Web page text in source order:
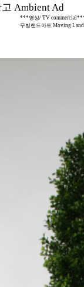
Ambient Ad
***영상/ TV
무빙랜드아트 Moving